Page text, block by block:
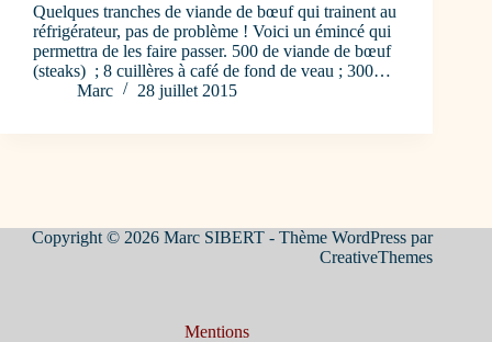
Quelques tranches de viande de bœuf qui trainent au
réfrigérateur, pas de problème ! Voici un émincé qui
permettra de les faire passer. 500 de viande de bœuf
(steaks) ; 8 cuillères à café de fond de veau ; 300…
Marc
28 juillet 2015
Copyright © 2026 Marc SIBERT - Thème WordPress par
CreativeThemes
Mentions